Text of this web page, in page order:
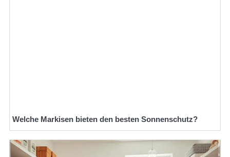
Welche Markisen bieten den besten Sonnenschutz?